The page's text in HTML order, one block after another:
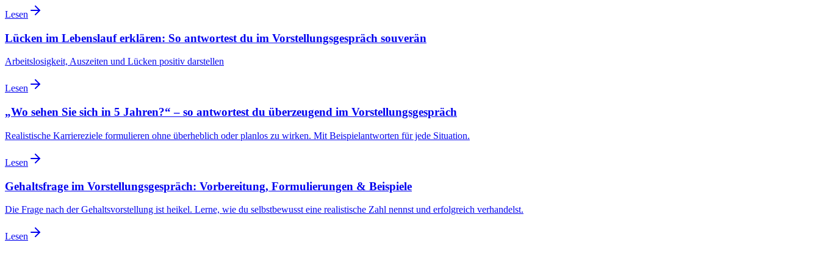
Lesen
Lücken im Lebenslauf erklären: So antwortest du im Vorstellungsgespräch souverän
Arbeitslosigkeit, Auszeiten und Lücken positiv darstellen
Lesen
„Wo sehen Sie sich in 5 Jahren?“ – so antwortest du überzeugend im Vorstellungsgespräch
Realistische Karriereziele formulieren ohne überheblich oder planlos zu wirken. Mit Beispielantworten für jede Situation.
Lesen
Gehaltsfrage im Vorstellungsgespräch: Vorbereitung, Formulierungen & Beispiele
Die Frage nach der Gehaltsvorstellung ist heikel. Lerne, wie du selbstbewusst eine realistische Zahl nennst und erfolgreich verhandelst.
Lesen